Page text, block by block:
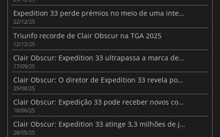
Expedition 33 perde prémios no meio de uma intensa controvérsia sobre a IA
22/12/25
Triunfo recorde de Clair Obscur na TGA 2025
12/12/25
Clair Obscur: Expedition 33 ultrapassa a marca de 4,4 milhões de vendas
17/09/25
Clair Obscur: O diretor de Expedition 33 revela possíveis DLC
29/08/25
Clair Obscur: Expedição 33 pode receber novos conteúdos
18/06/25
Clair Obscur: Expedition 33 atinge 3,3 milhões de jogadores em 33 dias
28/05/25